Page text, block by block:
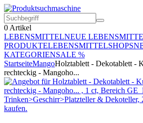
0 Artikel
LEBENSMITTELNEUE
PRODUKTELEBENSMITTELSHOPS
KATEGORIENSALE %
StartseiteMangoHolztablett - Dekotablett -
rechteckig - Mangoho...